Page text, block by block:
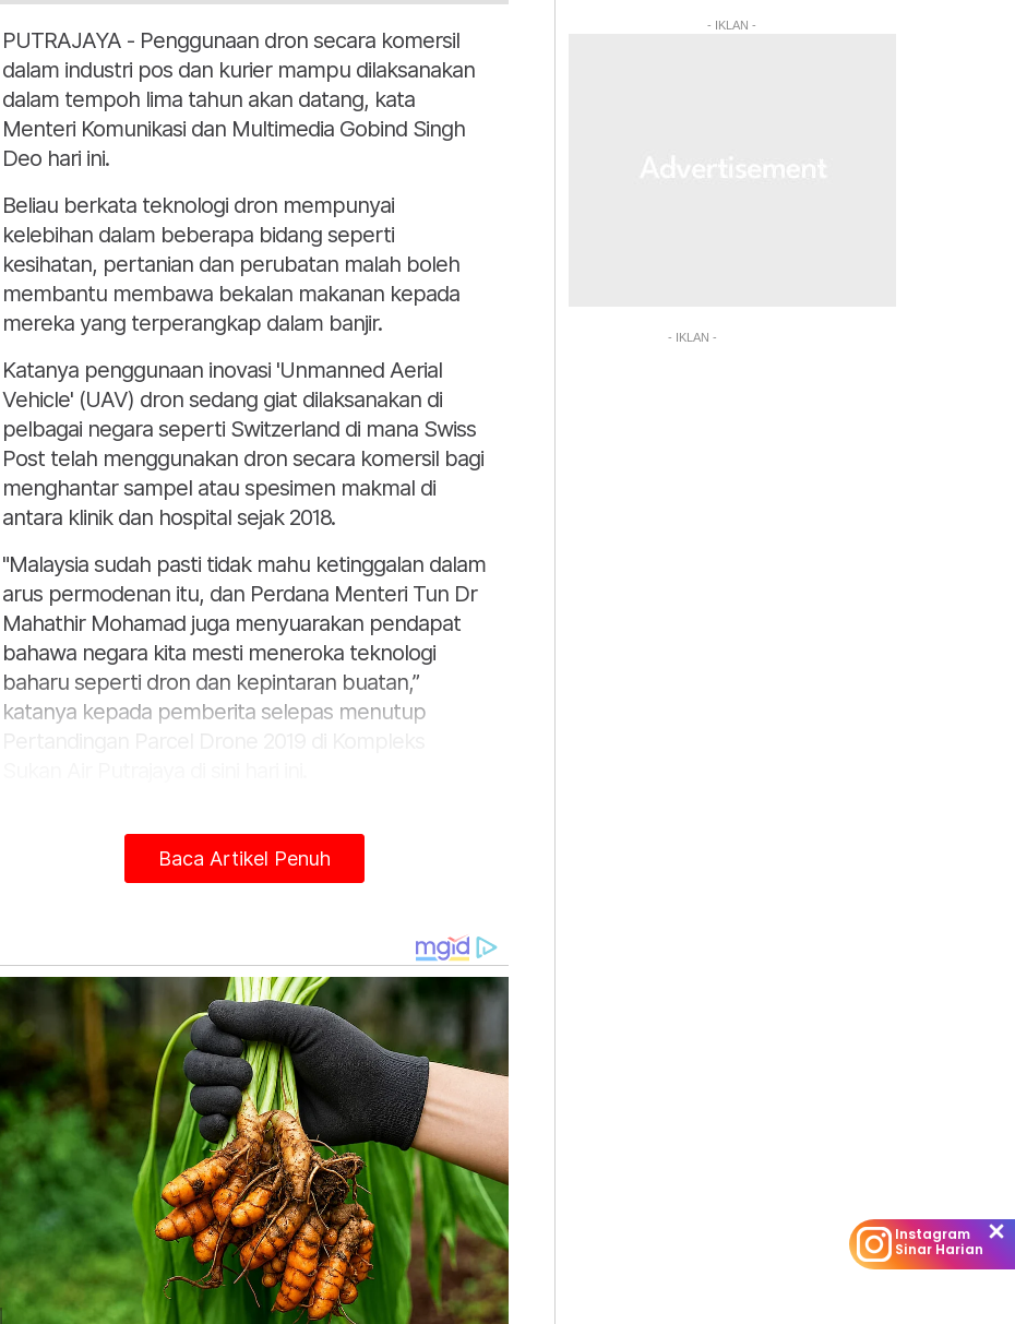
PUTRAJAYA - Penggunaan dron secara komersil
dalam industri pos dan kurier mampu dilaksanakan
dalam tempoh lima tahun akan datang, kata
Menteri Komunikasi dan Multimedia Gobind Singh
Deo hari ini.
Beliau berkata teknologi dron mempunyai
kelebihan dalam beberapa bidang seperti
kesihatan, pertanian dan perubatan malah boleh
membantu membawa bekalan makanan kepada
mereka yang terperangkap dalam banjir.
Katanya penggunaan inovasi 'Unmanned Aerial
Vehicle' (UAV) dron sedang giat dilaksanakan di
pelbagai negara seperti Switzerland di mana Swiss
Post telah menggunakan dron secara komersil bagi
menghantar sampel atau spesimen makmal di
antara klinik dan hospital sejak 2018.
"Malaysia sudah pasti tidak mahu ketinggalan dalam
arus permodenan itu, dan Perdana Menteri Tun Dr
Mahathir Mohamad juga menyuarakan pendapat
bahawa negara kita mesti meneroka teknologi
baharu seperti dron dan kepintaran buatan,”
katanya kepada pemberita selepas menutup
Pertandingan Parcel Drone 2019 di Kompleks
ialah untuk menghantar bekalan ubat-ubatan ke
kawasan terpencil dan luar bandar pada masa
membawa baja bagi kawasan luas dalam industri
pertanian.
Pertandingan Parcel Dron yang dianjurkan oleh Pos
Malaysia Berhad (Pos Malaysia) dengan kerjasama
Suruhanjaya Komunikasi dan Multimedia (MCMC),
itu berlangsung selama dua hari bermula semalam,
melibatkan 40 peserta termasuk daripada
beberapa institusi pengajian tinggi.
Baca Artikel Penuh
- IKLAN -
- IKLAN -
Instagram
Sinar Harian